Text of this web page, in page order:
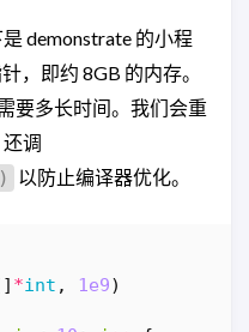
demonstrate 的小程
，即约 8GB 的内存。
要多长时间。我们会重
调
以防止编译器优化。
*int , 1e9)